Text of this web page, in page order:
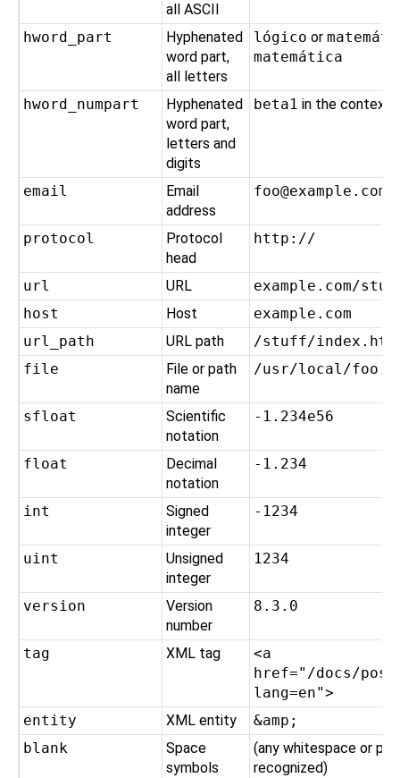
all ASCII
hword_part
Hyphenated
word part,
all letters
lógico or
matemática
hword_numpart
Hyphenated
word part,
letters and
digits
beta1 in the context
email
Email
address
foo@example.com
protocol
Protocol
head
http://
url URL
example.com/
host
Host
example.com
url_path
URL path
/stuff/
file
File or path
name
/usr/local/
sfloat
Scientific
notation
-1.234e56
float
Decimal
notation
-1.234
int
Signed
integer
-1234
uint
Unsigned
integer
1234
version
Version
number
8.3.0
tag XML tag
<a
href="/docs/
lang=en">
entity
XML entity
&amp;
blank
Space
symbols
(any whitespace or
recognized)